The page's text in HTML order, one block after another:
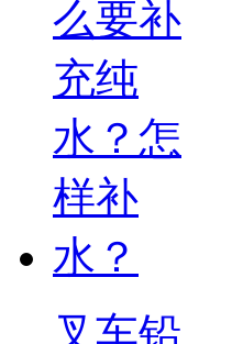
叉车铅